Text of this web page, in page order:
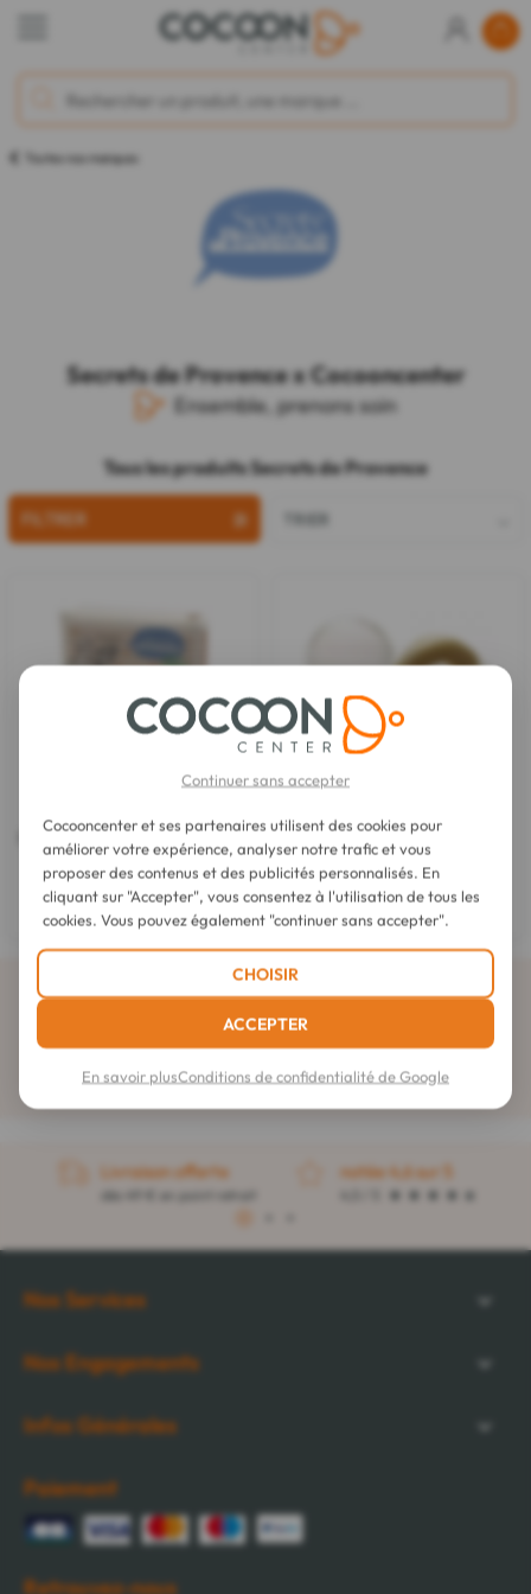
Toutes nos marques
Secrets de Provence x Cocooncenter
Ensemble, prenons soin
Tous les produits Secrets de Provence
FILTRER
Secrets de Provence
Savon Douceur Argile Rouge Bio
Bois de Provence
4,95 €
Secrets de Provence
Boîte à Shampooing Solide
Secrets de Provence
4,50 €
Abonnez-vous à la newsletter
Livraison offerte
dès 49 € en point retrait
notée 4,6 sur 5
1
Nos Services
Nos Engagements
Infos Générales
Paiement
Retrouvez-nous
Continuer sans accepter
Cocooncenter et ses partenaires utilisent des cookies pour
améliorer votre expérience, analyser notre trafic et vous
proposer des contenus et des publicités personnalisés. En
cliquant sur "Accepter", vous consentez à l'utilisation de tous les
cookies. Vous pouvez également "continuer sans accepter".
CHOISIR
ACCEPTER
En savoir plusConditions de confidentialité de Google